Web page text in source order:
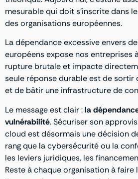
mesurable qui doit s’inscrite dans
des organisations européennes.
La dépendance excessive envers
européens expose nos entreprises
rupture brutale et impacte
seule réponse durable est de sortir
et de bâtir une infrastructure de
Le message est clair :la
vulnérabilité. Sécuriser son
cloud est désormais une décision
rang que la cybersécurité ou la
les leviers juridiques, les
Reste à chaque organisation à faire